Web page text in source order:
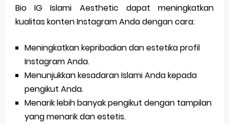
Bio IG Islami Aesthetic dapat meningkatkan
kualitas konten Instagram Anda dengan cara:
Meningkatkan kepribadian dan estetika profil
Instagram Anda.
Menunjukkan kesadaran Islami Anda kepada
pengikut Anda.
Menarik lebih banyak pengikut dengan tampilan
yang menarik dan estetis.